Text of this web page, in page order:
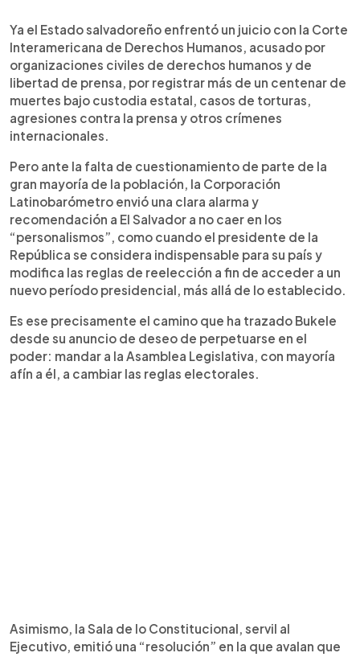
Ya el Estado salvadoreño enfrentó un juicio con la Corte
Interamericana de Derechos Humanos, acusado por
organizaciones civiles de derechos humanos y de
libertad de prensa, por registrar más de un centenar de
muertes bajo custodia estatal, casos de torturas,
agresiones contra la prensa y otros crímenes
internacionales.
Pero ante la falta de cuestionamiento de parte de la
gran mayoría de la población, la Corporación
Latinobarómetro envió una clara alarma y
recomendación a El Salvador a no caer en los
“personalismos”, como cuando el presidente de la
República se considera indispensable para su país y
modifica las reglas de reelección a fin de acceder a un
nuevo período presidencial, más allá de lo establecido.
Es ese precisamente el camino que ha trazado Bukele
desde su anuncio de deseo de perpetuarse en el
poder: mandar a la Asamblea Legislativa, con mayoría
afín a él, a cambiar las reglas electorales.
Asimismo, la Sala de lo Constitucional, servil al
Ejecutivo, emitió una “resolución” en la que avalan que